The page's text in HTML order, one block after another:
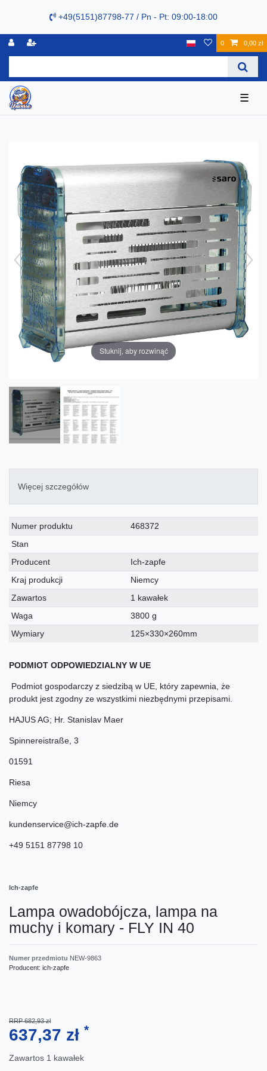
+49(5151)87798-77 / Pn - Pt: 09:00-18:00
0 0,00 zł
☰
Stuknij, aby rozwinąć
Więcej szczegółów
Charakterystyka
techniczna
Wartość
Numer produktu
468372
Stan
Producent
Ich-zapfe
Kraj produkcji
Niemcy
Zawartos
1 kawałek
Waga
3800 g
Wymiary
125×330×260mm
PODMIOT ODPOWIEDZIALNY W UE
Podmiot gospodarczy z siedzibą w UE, który zapewnia, że
produkt jest zgodny ze wszystkimi niezbędnymi przepisami.
HAJUS AG; Hr. Stanislav Maer
Spinnereistraße 3
01591
Riesa
Niemcy
kundenservice@ich-zapfe.de
+49 5151 87798 10
Ich-zapfe
Lampa owadobójcza, lampa na
muchy i komary - FLY IN 40
Numer przedmiotu NEW-9863
Producent: ich-zapfe
RRP 682,93 zł
637,37 zł *
Zawartos 1 kawałek